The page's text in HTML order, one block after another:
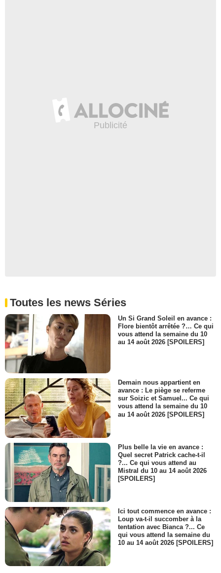
Toutes les news Séries
Un Si Grand Soleil en avance :
Flore bientôt arrêtée ?… Ce qui
vous attend la semaine du 10
au 14 août 2026 [SPOILERS]
Demain nous appartient en
avance : Le piège se referme
sur Soizic et Samuel... Ce qui
vous attend la semaine du 10
au 14 août 2026 [SPOILERS]
Plus belle la vie en avance :
Quel secret Patrick cache-t-il
?... Ce qui vous attend au
Mistral du 10 au 14 août 2026
[SPOILERS]
Ici tout commence en avance :
Loup va-t-il succomber à la
tentation avec Bianca ?... Ce
qui vous attend la semaine du
10 au 14 août 2026 [SPOILERS]